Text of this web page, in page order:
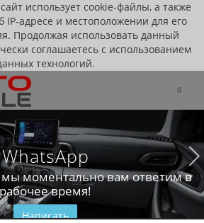
использует cookie-файлы, а также
IP-адресе и местоположении для его
Продолжая использовать данный
соглашаетесь с использованием
технологий.
0
WhatsApp
моментально вам ответим в
рабочее время!
Написать